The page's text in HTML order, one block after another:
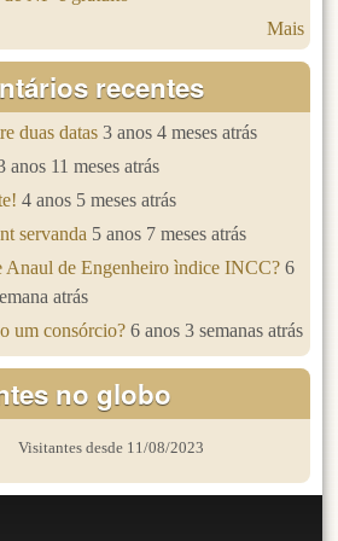
Mais
recentes
duas datas 3 anos 4 meses atrás
anos 11 meses atrás
4 anos 5 meses atrás
servanda 5 anos 7 meses atrás
Anaul de Engenheiro ìndice INCC? 6
atrás
um consórcio? 6 anos 3 semanas atrás
no globo
Visitantes desde 11/08/2023